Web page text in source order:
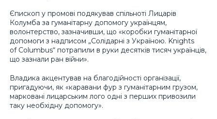
Єпископ у промові подякував спільноті Лицарів
Колумба за гуманітарну допомогу українцям,
волонтерство, зазначивши, що «коробки гуманітарної
допомоги з надписом „Солідарні з Україною. Knights
of Columbus“ потрапили в руки десятків тисяч українців,
що зазнали ран війни».
Владика акцентував на благодійності організації,
пригадуючи, як «каравани фур з гуманітарним грузом,
марковані лицарським лого одні з перших привозили
таку необхідну допомогу».